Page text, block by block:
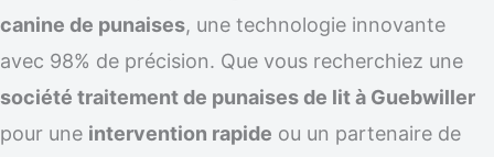
canine de punaises, une technologie innovante
avec 98% de précision. Que vous recherchiez une
société traitement de punaises de lit à Guebwiller
pour une intervention rapide ou un partenaire de